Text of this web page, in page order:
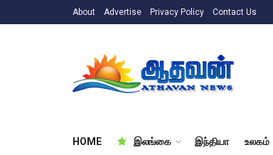
About Advertise Privacy Policy Contact Us
HOME இலங்கை இந்தியா உலகம்